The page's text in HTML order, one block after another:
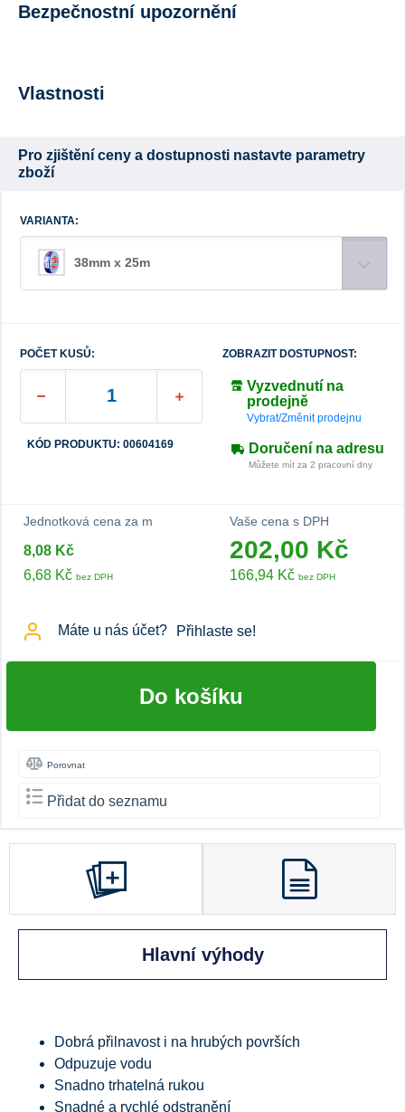
Bezpečnostní upozornění
Vlastnosti
Pro zjištění ceny a dostupnosti nastavte parametry
zboží
VARIANTA:
38mm x 25m
POČET KUSŮ:
KÓD PRODUKTU: 00604169
ZOBRAZIT DOSTUPNOST:
Vyzvednutí na
prodejně
Vybrat/Změnit prodejnu
Doručení na adresu
Můžete mít za 2 pracovní dny
Jednotková cena za m
8,08 Kč
6,68 Kč bez DPH
Vaše cena s DPH
202,00 Kč
166,94 Kč bez DPH
Máte u nás účet? Přihlaste se!
Do košíku
Porovnat
Přidat do seznamu
Hlavní výhody
Dobrá přilnavost i na hrubých površích
Odpuzuje vodu
Snadno trhatelná rukou
Snadné a rychlé odstranění